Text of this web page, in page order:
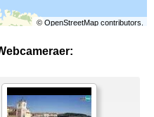
© OpenStreetMapcontributors.